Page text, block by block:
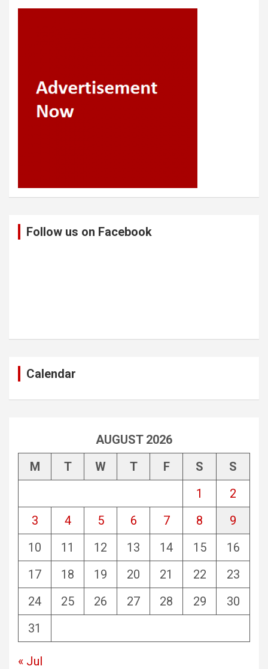
Follow us on Facebook
Calendar
AUGUST 2026
M
T W T F S
S
1
2
3
4 5 6 7 8
9
10
11 12 13 14 15
16
17
18 19 20 21 22
23
24
25 26 27 28 29
30
31
« Jul